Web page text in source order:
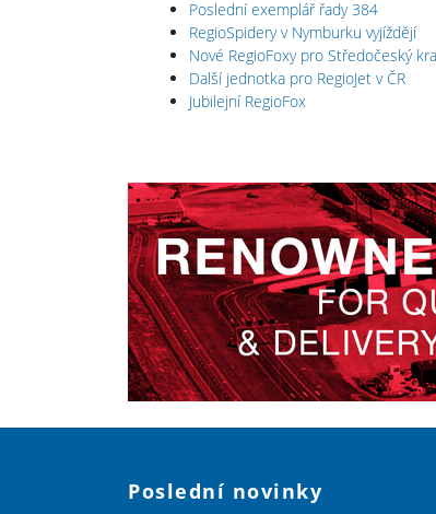
Poslední exemplář řady 384
RegioSpidery v Nymburku vyjíždějí
Nové RegioFoxy pro Středočeský
Další jednotka pro RegioJet v ČR
Jubilejní RegioFox
Poslední novinky